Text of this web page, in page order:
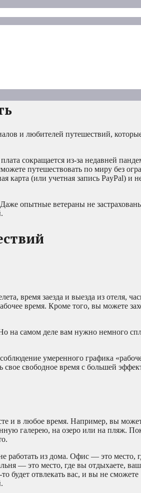
и любителей путешествий,
сокращается из-за недавней
путешествовать по миру без
карта (или учетная запись PayPal) и
опытные ветераны не
время заезда и выезда из отеля,
время. Кроме того, вы можете
на самом деле вам нужно немного
умеренного графика
свободное время с большей
и в любое время. Например, вы
галерею, на озеро или на пляж.
работать из дома. Офис — это место,
— это место, где вы отдыхаете,
будет отвлекать вас, и вы не сможете